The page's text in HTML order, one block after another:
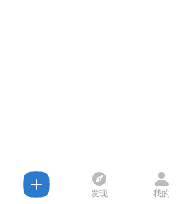
发现 我的